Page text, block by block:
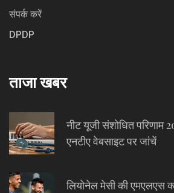
संपर्क करें
DPDP
ताजा खबर
नीट यूजी संशोधित परिणाम
एनटीए वेबसाइट पर जांचें
लियोनेल मेसी की एमएलएस